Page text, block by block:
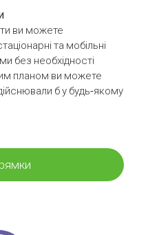
ви можете
та мобільні
без необхідності
планом ви можете
б у будь-якому